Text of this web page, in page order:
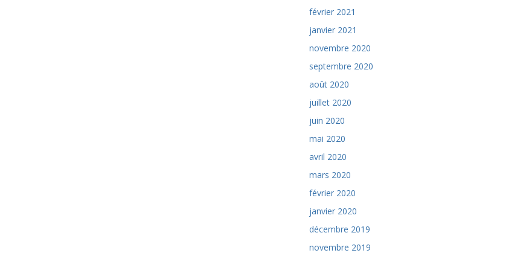
février 2021
janvier 2021
novembre 2020
septembre 2020
août 2020
juillet 2020
juin 2020
mai 2020
avril 2020
mars 2020
février 2020
janvier 2020
décembre 2019
novembre 2019